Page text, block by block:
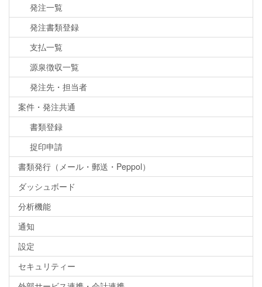
発注一覧
発注書類登録
支払一覧
源泉徴収一覧
発注先・担当者
案件・発注共通
書類登録
捉印申請
書類発行（メール・郵送・Peppol）
ダッシュボード
分析機能
通知
設定
セキュリティー